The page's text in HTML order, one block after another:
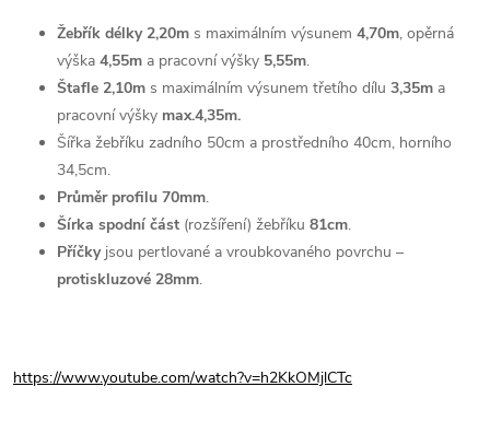
Žebřík délky 2,20m s maximálním výsunem 4,70m, opěrná
výška 4,55m a pracovní výšky 5,55m.
Štafle 2,10m s maximálním výsunem třetího dílu 3,35m a
pracovní výšky max.4,35m.
Šířka žebříku zadního 50cm a prostředního 40cm, horního
34,5cm.
Průměr profilu 70mm.
Šírka spodní část (rozšíření) žebříku 81cm.
Příčkyjsou pertlované a vroubkovaného povrchu –
protiskluzové 28mm.
https://www.youtube.com/watch?v=h2KkOMjlCTc